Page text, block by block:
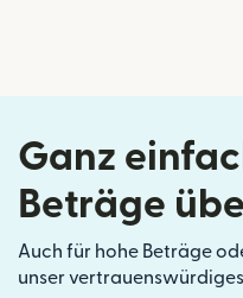
Ganz
Beträge
Auch für hohe Beträge
unser